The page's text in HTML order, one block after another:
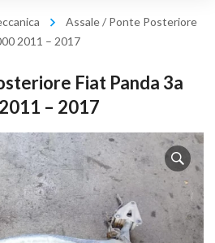
Assale / Ponte Posteriore
2011 – 2017
Fiat Panda 3a
– 2017